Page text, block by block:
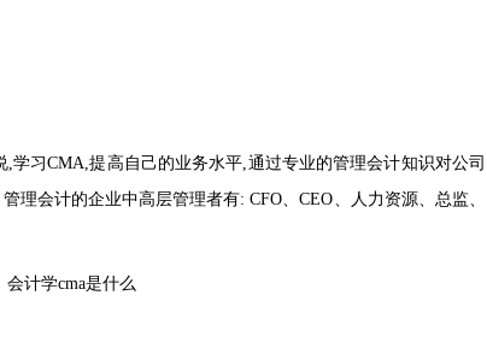
习CMA,提高自己的业务水平,通过专业的管理会计知识对公司
会计的企业中高层管理者有: CFO、CEO、人力资源、总监、